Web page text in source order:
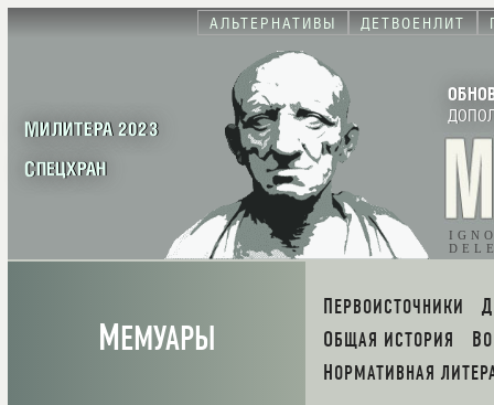
АЛЬТЕРНАТИВЫ ДЕТВОЕНЛИТ
МИЛИТЕРА 2023
СПЕЦХРАН
МЕМУАРЫ
ПЕРВОИСТОЧНИКИ
ОБЩАЯ ИСТОРИЯ
НОРМАТИВНАЯ